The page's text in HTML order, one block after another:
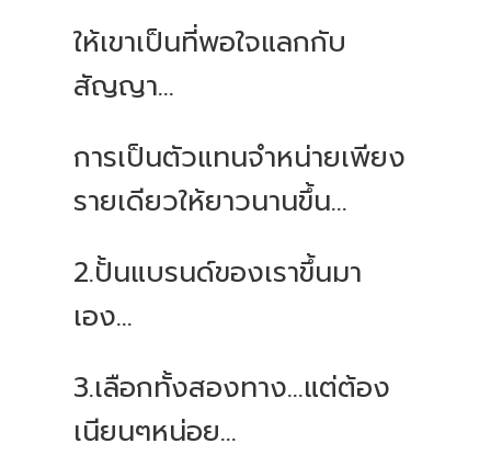
ให้เขาเป็นที่พอใจแลกกับ
สัญญา...
การเป็นตัวแทนจำหน่ายเพียง
รายเดียวให้ยาวนานขึ้น...
2.ปั้นแบรนด์ของเราขึ้นมา
เอง...
3.เลือกทั้งสองทาง...แต่ต้อง
เนียนๆหน่อย...